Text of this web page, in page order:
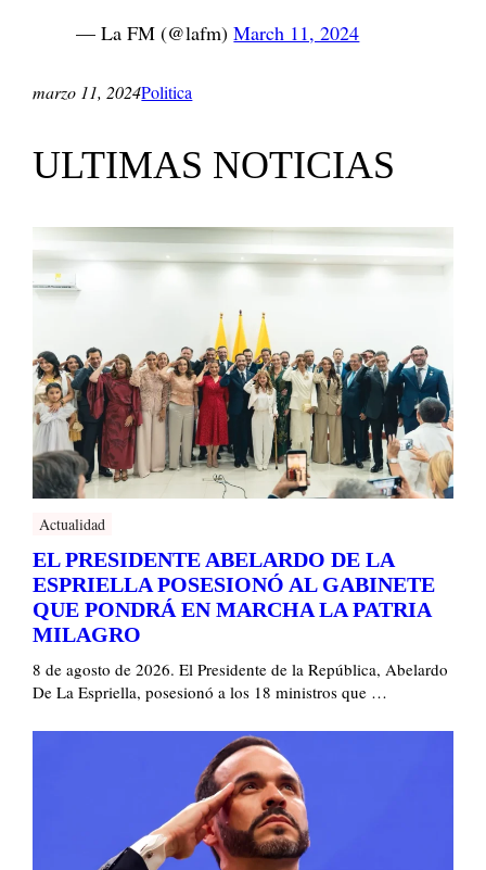
— La FM (@lafm)March 11, 2024
marzo 11, 2024Politica
ULTIMAS NOTICIAS
Actualidad
EL PRESIDENTE ABELARDO DE LA
ESPRIELLA POSESIONÓ AL GABINETE
QUE PONDRÁ EN MARCHA LA PATRIA
MILAGRO
8 de agosto de 2026. El Presidente de la República, Abelardo
De La Espriella, posesionó a los 18 ministros que …